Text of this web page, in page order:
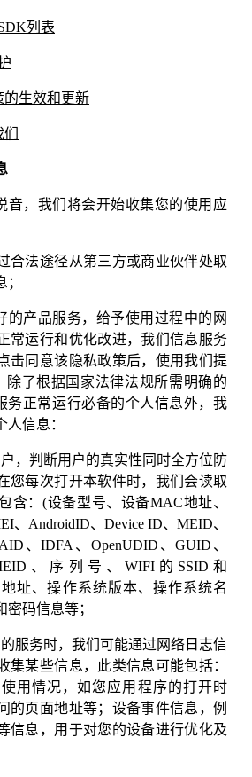
列表
的生效和更新
音，我们将会开始收集您的使用应
合法途径从第三方或商业伙伴处取
的产品服务，给予使用过程中的网
常运行和优化改进，我们信息服务
击同意该隐私政策后，使用我们提
除了根据国家法律法规所需明确的
务正常运行必备的个人信息外，我
信息：
，判断用户的真实性同时全方位防
您每次打开本软件时，我们会读取
含：(设备型号、设备MAC地址、
、AndroidID、Device ID、MEID、
、IDFA、OpenUDID、GUID、
、序列号、WIFI的SSID和
址、操作系统版本、操作系统名
码信息等；
服务时，我们可能通过网络日志信
集某些信息，此类信息可能包括：
用情况，如您应用程序的打开时
的页面地址等；设备事件信息，例
信息，用于对您的设备进行优化及